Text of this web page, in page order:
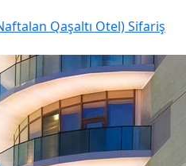
Qaşaltı Otel)Sifariş